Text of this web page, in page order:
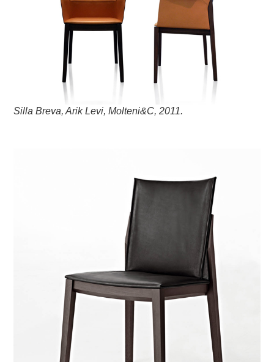
Silla Breva, Arik Levi, Molteni&C, 2011.